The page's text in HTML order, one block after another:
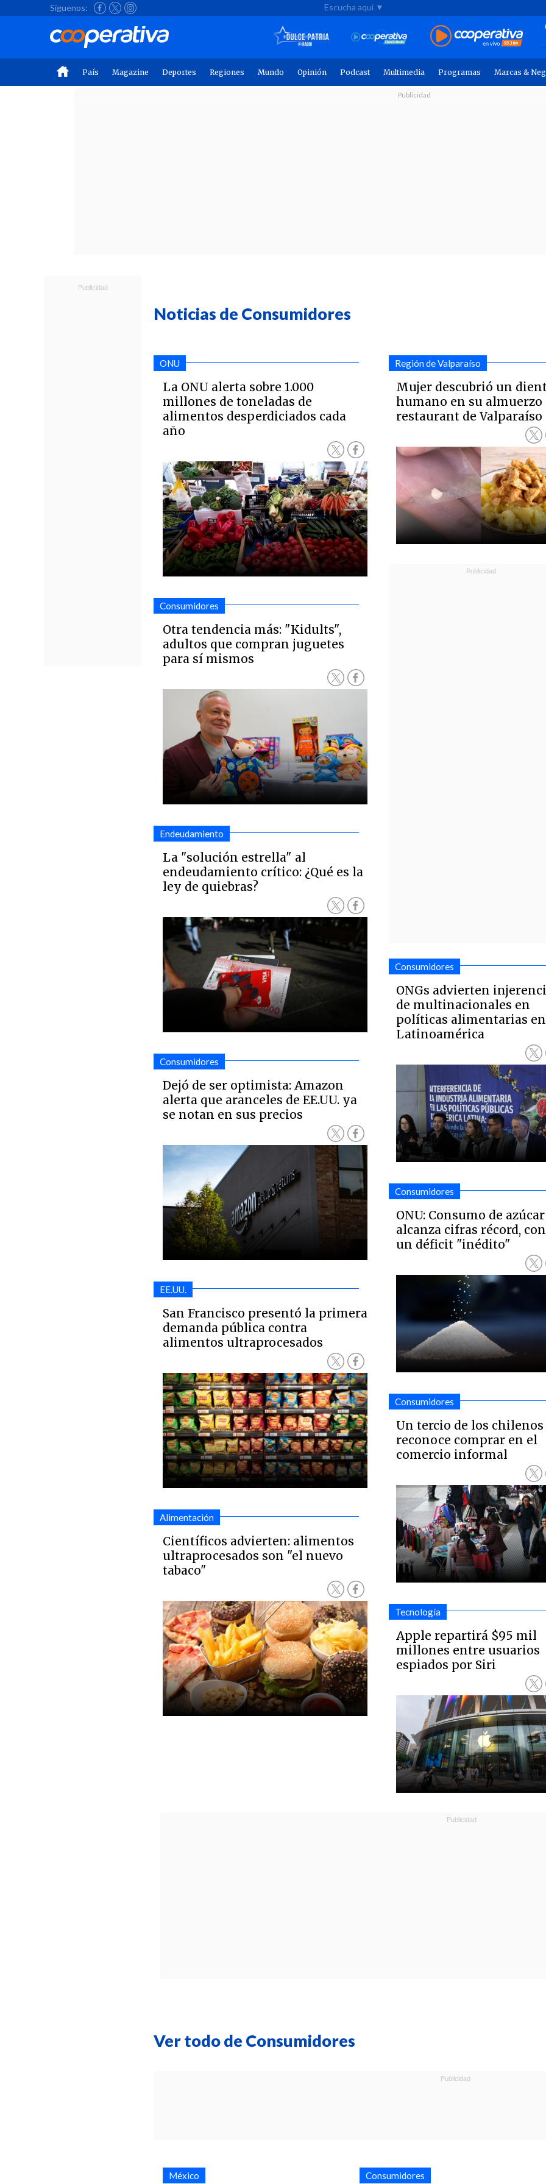
Síguenos: Escucha aquí ▼
País Magazine Deportes Regiones Mundo Opinión Podcast Multimedia Programas Marcas &
Noticias de Consumidores
ONU
La ONU alerta sobre 1.000
millones de toneladas de
alimentos desperdiciados cada
año
Consumidores
Otra tendencia más: "Kidults",
adultos que compran juguetes
para sí mismos
Endeudamiento
La "solución estrella" al
endeudamiento crítico: ¿Qué es la
ley de quiebras?
Consumidores
Dejó de ser optimista: Amazon
alerta que aranceles de EE.UU. ya
se notan en sus precios
EE.UU.
San Francisco presentó la primera
demanda pública contra
alimentos ultraprocesados
Alimentación
Científicos advierten: alimentos
ultraprocesados son "el nuevo
tabaco"
Región de Valparaíso
Mujer descubrió un
humano en su almuerzo
restaurant de Valparaíso
Consumidores
ONGs advierten
de multinacionales en
políticas alimentarias en
Latinoamérica
Consumidores
ONU: Consumo de azúcar
alcanza cifras récord, con
un déficit "inédito"
Consumidores
Un tercio de los chilenos
reconoce comprar en el
comercio informal
Tecnología
Apple repartirá $95 mil
millones entre usuarios
espiados por Siri
Ver todo de Consumidores
México Consumidores